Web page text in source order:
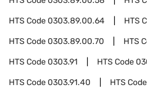
HTS Code0303.89.00.64 HTS
HTS Code0303.89.00.70 HTS
HTS Code0303.91 HTS Code
HTS Code0303.91.40 HTS Code